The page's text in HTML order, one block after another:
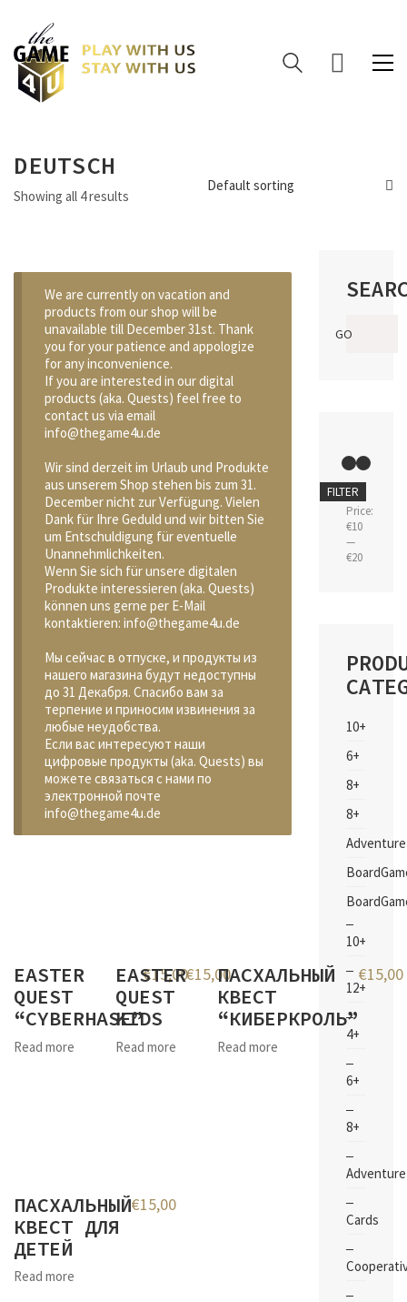
DEUTSCH
Showing all 4 results
Default sorting
We are currently on vacation and
products from our shop will be
unavailable till December 31st. Thank
you for your patience and appologize
for any inconvenience.
If you are interested in our digital
products (aka. Quests) feel free to
contact us via email
info@thegame4u.de
Wir sind derzeit im Urlaub und Produkte
aus unserem Shop stehen bis zum 31.
December nicht zur Verfügung. Vielen
Dank für Ihre Geduld und wir bitten Sie
um Entschuldigung für eventuelle
Unannehmlichkeiten.
Wenn Sie sich für unsere digitalen
Produkte interessieren (aka. Quests)
können uns gerne per E-Mail
kontaktieren: info@thegame4u.de
Мы сейчас в отпуске, и продукты из
нашего магазина будут недоступны
до 31 Декабря. Спасибо вам за
терпение и приносим извинения за
любые неудобства.
Если вас интересуют наши
цифровые продукты (aka. Quests) вы
можете связаться с нами по
электронной почте
info@thegame4u.de
EASTER
QUEST
“CYBERHASE”
Read more
€15,00
EASTER
QUEST
KIDS
Read more
€15,00ПАСХАЛЬНЫЙ
КВЕСТ
“КИБЕРКРОЛЬ”
Read more
€15,00
ПАСХАЛЬНЫЙ
КВЕСТ ДЛЯ
ДЕТЕЙ
Read more
€15,00
for:
GO
Min
price
Max
price
FILTER
Price:
€10
—
€20
10+
6+
8+
8+
Adventure
10+
12+
4+
6+
8+
Adventure
Cards